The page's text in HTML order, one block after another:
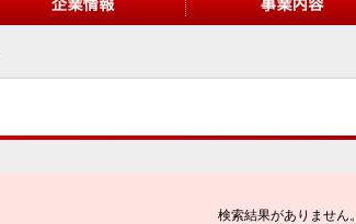
検索結果がありません。